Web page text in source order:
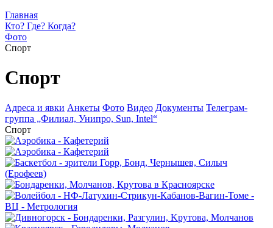
Главная
Кто? Где? Когда?
Фото
Спорт
Спорт
Адреса и явки Анкеты Фото Видео Документы Телеграм-
группа „Филиал, Унипро, Sun, Intel“
Спорт